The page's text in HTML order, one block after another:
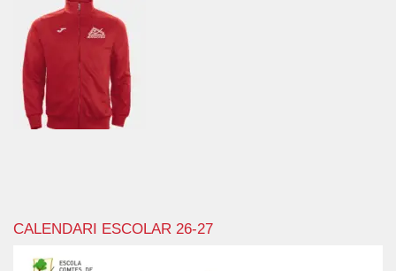
CALENDARI ESCOLAR 26-27